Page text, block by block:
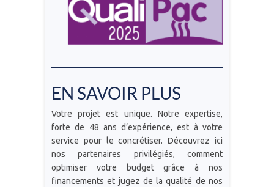
EN SAVOIR PLUS
Votre projet est unique. Notre expertise,
forte de 48 ans d’expérience, est à votre
service pour le concrétiser. Découvrez ici
nos partenaires privilégiés, comment
optimiser votre budget grâce à nos
financements et jugez de la qualité de nos